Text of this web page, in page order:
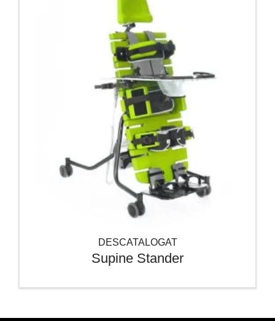
DESCATALOGAT
Supine Stander